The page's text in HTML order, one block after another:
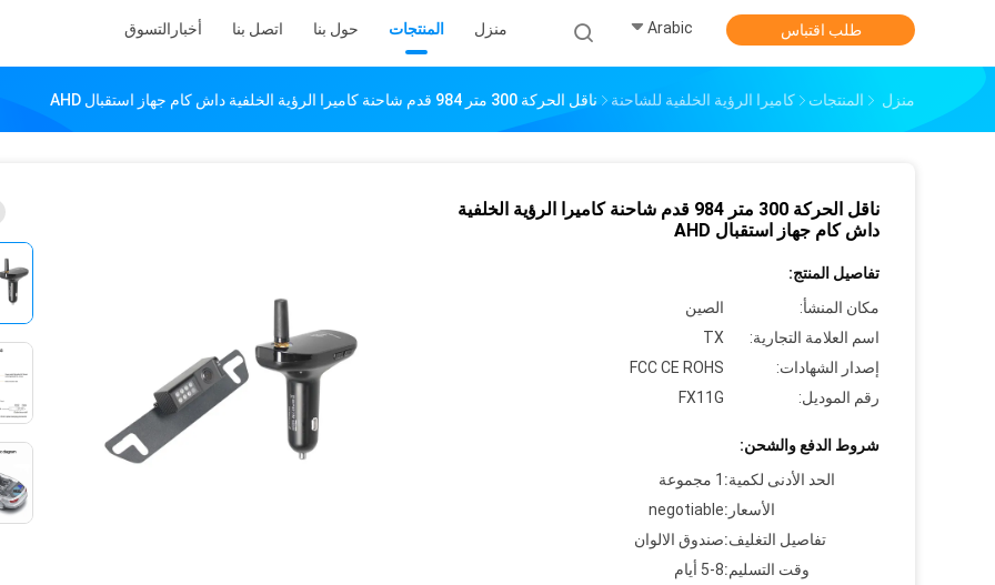
منزل المنتجات حول بنا اتصل بنا أخبار التسوق Arabic طلب اقتباس
منزل المنتجات كاميرا الرؤية الخلفية للشاحنة ناقل الحركة 300 متر 984 قدم شاحنة كاميرا الرؤية الخلفية داش كام جهاز استقبال AHD
ناقل الحركة 300 متر 984 قدم شاحنة كاميرا الرؤية الخلفية
داش كام جهاز استقبال AHD
تفاصيل المنتج:
مكان المنشأ:
الصين
اسم العلامة التجارية:
TX
إصدار الشهادات:
FCC CE ROHS
رقم الموديل:
FX11G
شروط الدفع والشحن:
الحد الأدنى لكمية: 1 مجموعة
الأسعار:negotiable
تفاصيل التغليف:صندوق الالوان
وقت التسليم:5-8 أيام